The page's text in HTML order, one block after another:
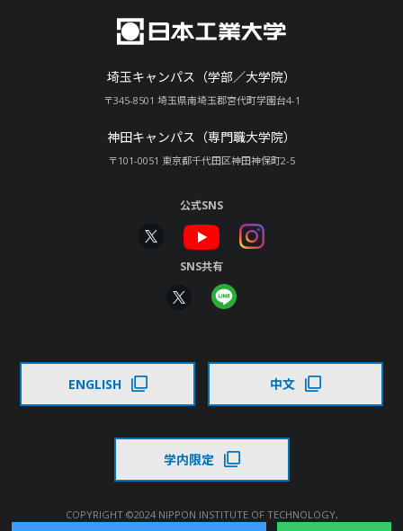
埼玉キャンパス（学部／大学院）
〒345-8501 埼玉県南埼玉郡宮代町学園台4-1
神田キャンパス（専門職大学院）
〒101-0051 東京都千代田区神田神保町2-5
公式SNS
SNS共有
ENGLISH 中文
学内限定
COPYRIGHT ©2024 NIPPON INSTITUTE OF TECHNOLOGY,